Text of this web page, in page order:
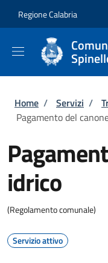
Regione Calabria
Briciole di
Home / Servizi /
Pagamento del
idrico
(Regolamento comunale)
Servizio attivo